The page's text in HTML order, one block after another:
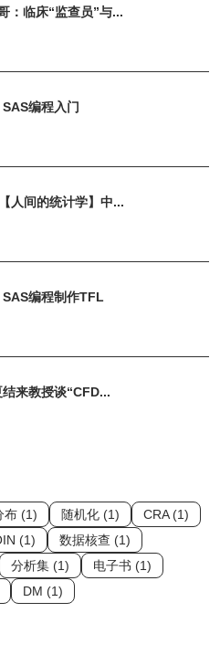
：临床“监查员”与...
编程入门
人间的统计学】中...
编程制作TFL
来教授谈“CFD...
布 (1) 随机化 (1)
CRA (1)
(1)
数据核查 (1)
分析集 (1)
电子书 (1)
DM (1)